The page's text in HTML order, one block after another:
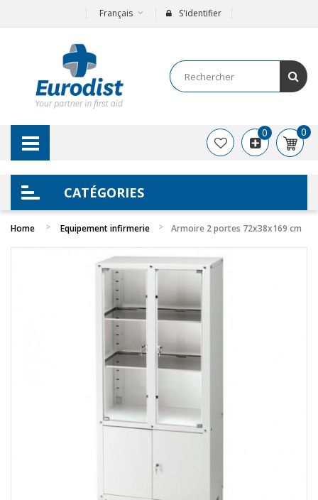
Français S'identifier
CATÉGORIES
0
0
Home Equipement infirmerie Armoire 2 portes 72x38x169 cm